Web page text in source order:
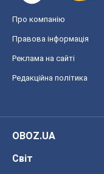
Про компанію
Правова інформація
Реклама на сайті
Редакційна політика
OBOZ.UA
Світ